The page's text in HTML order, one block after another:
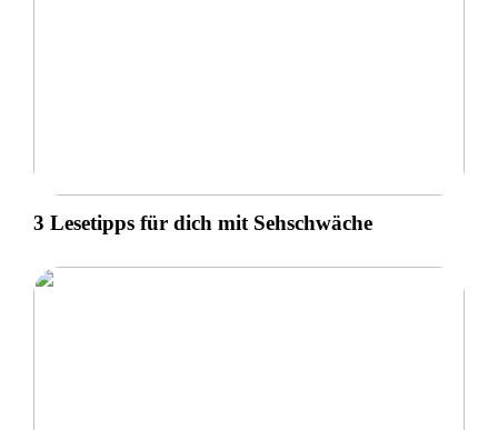
3 Lesetipps für dich mit Sehschwäche